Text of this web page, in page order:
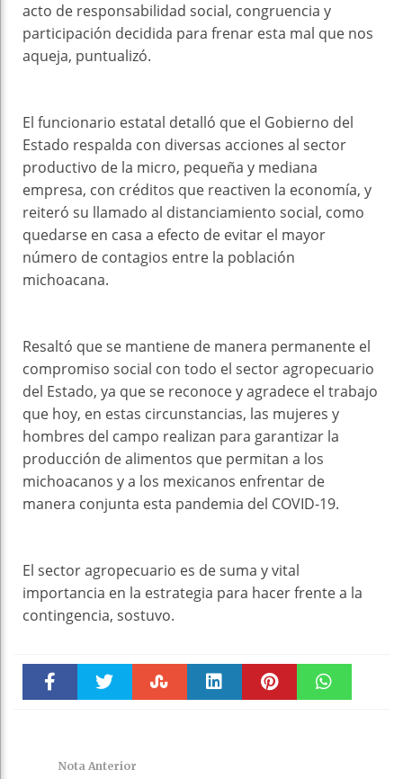
acto de responsabilidad social, congruencia y
participación decidida para frenar esta mal que nos
aqueja, puntualizó.
El funcionario estatal detalló que el Gobierno del
Estado respalda con diversas acciones al sector
productivo de la micro, pequeña y mediana
empresa, con créditos que reactiven la economía, y
reiteró su llamado al distanciamiento social, como
quedarse en casa a efecto de evitar el mayor
número de contagios entre la población
michoacana.
Resaltó que se mantiene de manera permanente el
compromiso social con todo el sector agropecuario
del Estado, ya que se reconoce y agradece el trabajo
que hoy, en estas circunstancias, las mujeres y
hombres del campo realizan para garantizar la
producción de alimentos que permitan a los
michoacanos y a los mexicanos enfrentar de
manera conjunta esta pandemia del COVID-19.
El sector agropecuario es de suma y vital
importancia en la estrategia para hacer frente a la
contingencia, sostuvo.
Nota Anterior